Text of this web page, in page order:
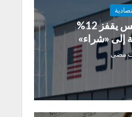
سهم سبيس إكس يقفز 12%
إلى «شراء»